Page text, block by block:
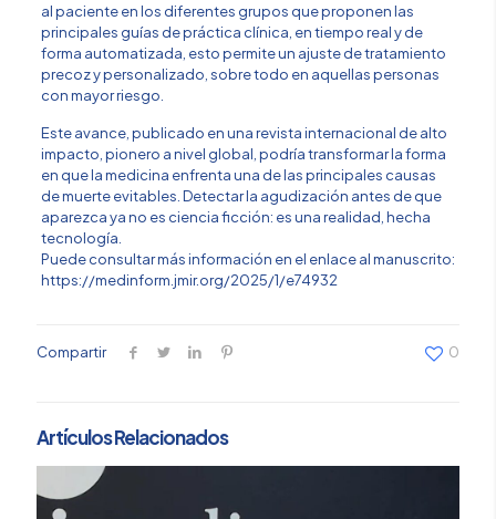
al paciente en los diferentes grupos que proponen las
principales guías de práctica clínica, en tiempo real y de
forma automatizada, esto permite un ajuste de tratamiento
precoz y personalizado, sobre todo en aquellas personas
con mayor riesgo.
Este avance, publicado en una revista internacional de alto
impacto, pionero a nivel global, podría transformar la forma
en que la medicina enfrenta una de las principales causas
de muerte evitables. Detectar la agudización antes de que
aparezca ya no es ciencia ficción: es una realidad, hecha
tecnología.
Puede consultar más información en el enlace al manuscrito:
https://medinform.jmir.org/2025/1/e74932
Compartir 0
Artículos Relacionados